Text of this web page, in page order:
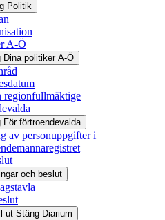
Politik
A-Ö
Dina politiker A-Ö
regionfullmäktige
För förtroendevalda
av personuppgifter i
och beslut
ut Stäng Diarium